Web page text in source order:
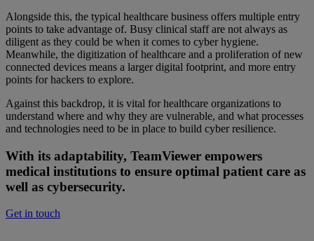
Alongside this, the typical healthcare business offers multiple entry
points to take advantage of. Busy clinical staff are not always as
diligent as they could be when it comes to cyber hygiene.
Meanwhile, the digitization of healthcare and a proliferation of new
connected devices means a larger digital footprint, and more entry
points for hackers to explore.
Against this backdrop, it is vital for healthcare organizations to
understand where and why they are vulnerable, and what processes
and technologies need to be in place to build cyber resilience.
With its adaptability, TeamViewer empowers
medical institutions to ensure optimal patient care as
well as cybersecurity.
Get in touch